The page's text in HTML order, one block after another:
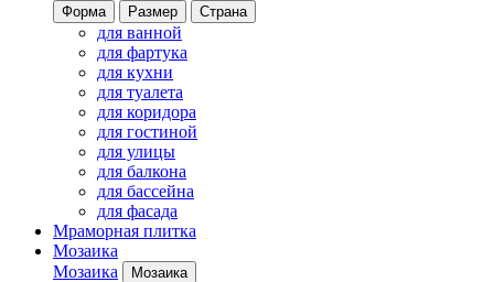
Форма
Размер Страна
для ванной
для фартука
для кухни
для туалета
для коридора
для гостиной
для улицы
для балкона
для бассейна
для фасада
Мраморная плитка
Мозаика
Мозаика
Мозаика